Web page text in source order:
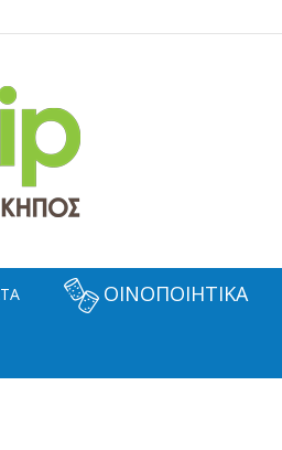
ΟΙΝΟΠΟΙΗΤΙΚΑ